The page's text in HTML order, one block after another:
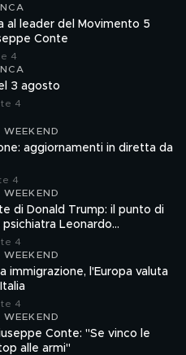
al leader del Movimento 5
Conte
4
3 agosto
4
aggiornamenti in diretta da
4
di Donald Trump: il punto di
Leonardo
4
immigrazione, l'Europa valuta
4
Conte: "Se vinco le
alle armi"